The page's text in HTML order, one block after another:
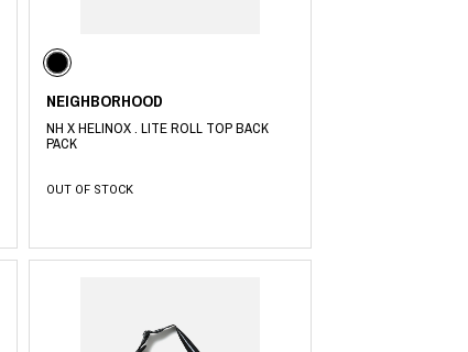
NEIGHBORHOOD
NH X HELINOX . LITE ROLL TOP BACK
PACK
OUT OF STOCK